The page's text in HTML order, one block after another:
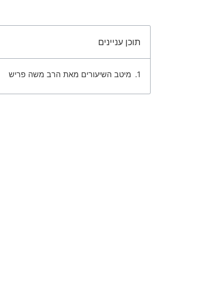
תוכן עניינים
מיטב השיעורים מאת הרב משה פריש